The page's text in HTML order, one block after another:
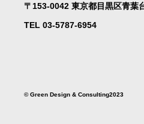
〒153-0042 東京都目黒区青葉
TEL 03-5787-6954
©︎ Green Design & Consulting2023